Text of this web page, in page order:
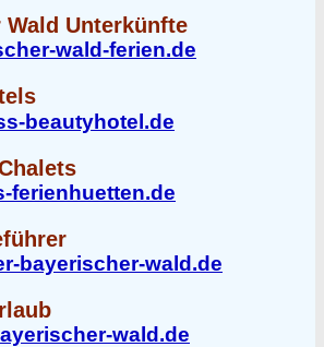
Wald Unterkünfte
wald-ferien.de
beautyhotel.de
ferienhuetten.de
bayerischer-wald.de
wald.de